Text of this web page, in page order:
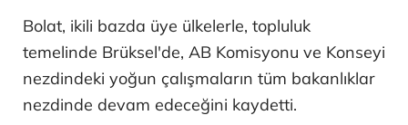
Bolat, ikili bazda üye ülkelerle, topluluk
temelinde Brüksel'de, AB Komisyonu ve Konseyi
nezdindeki yoğun çalışmaların tüm bakanlıklar
nezdinde devam edeceğini kaydetti.